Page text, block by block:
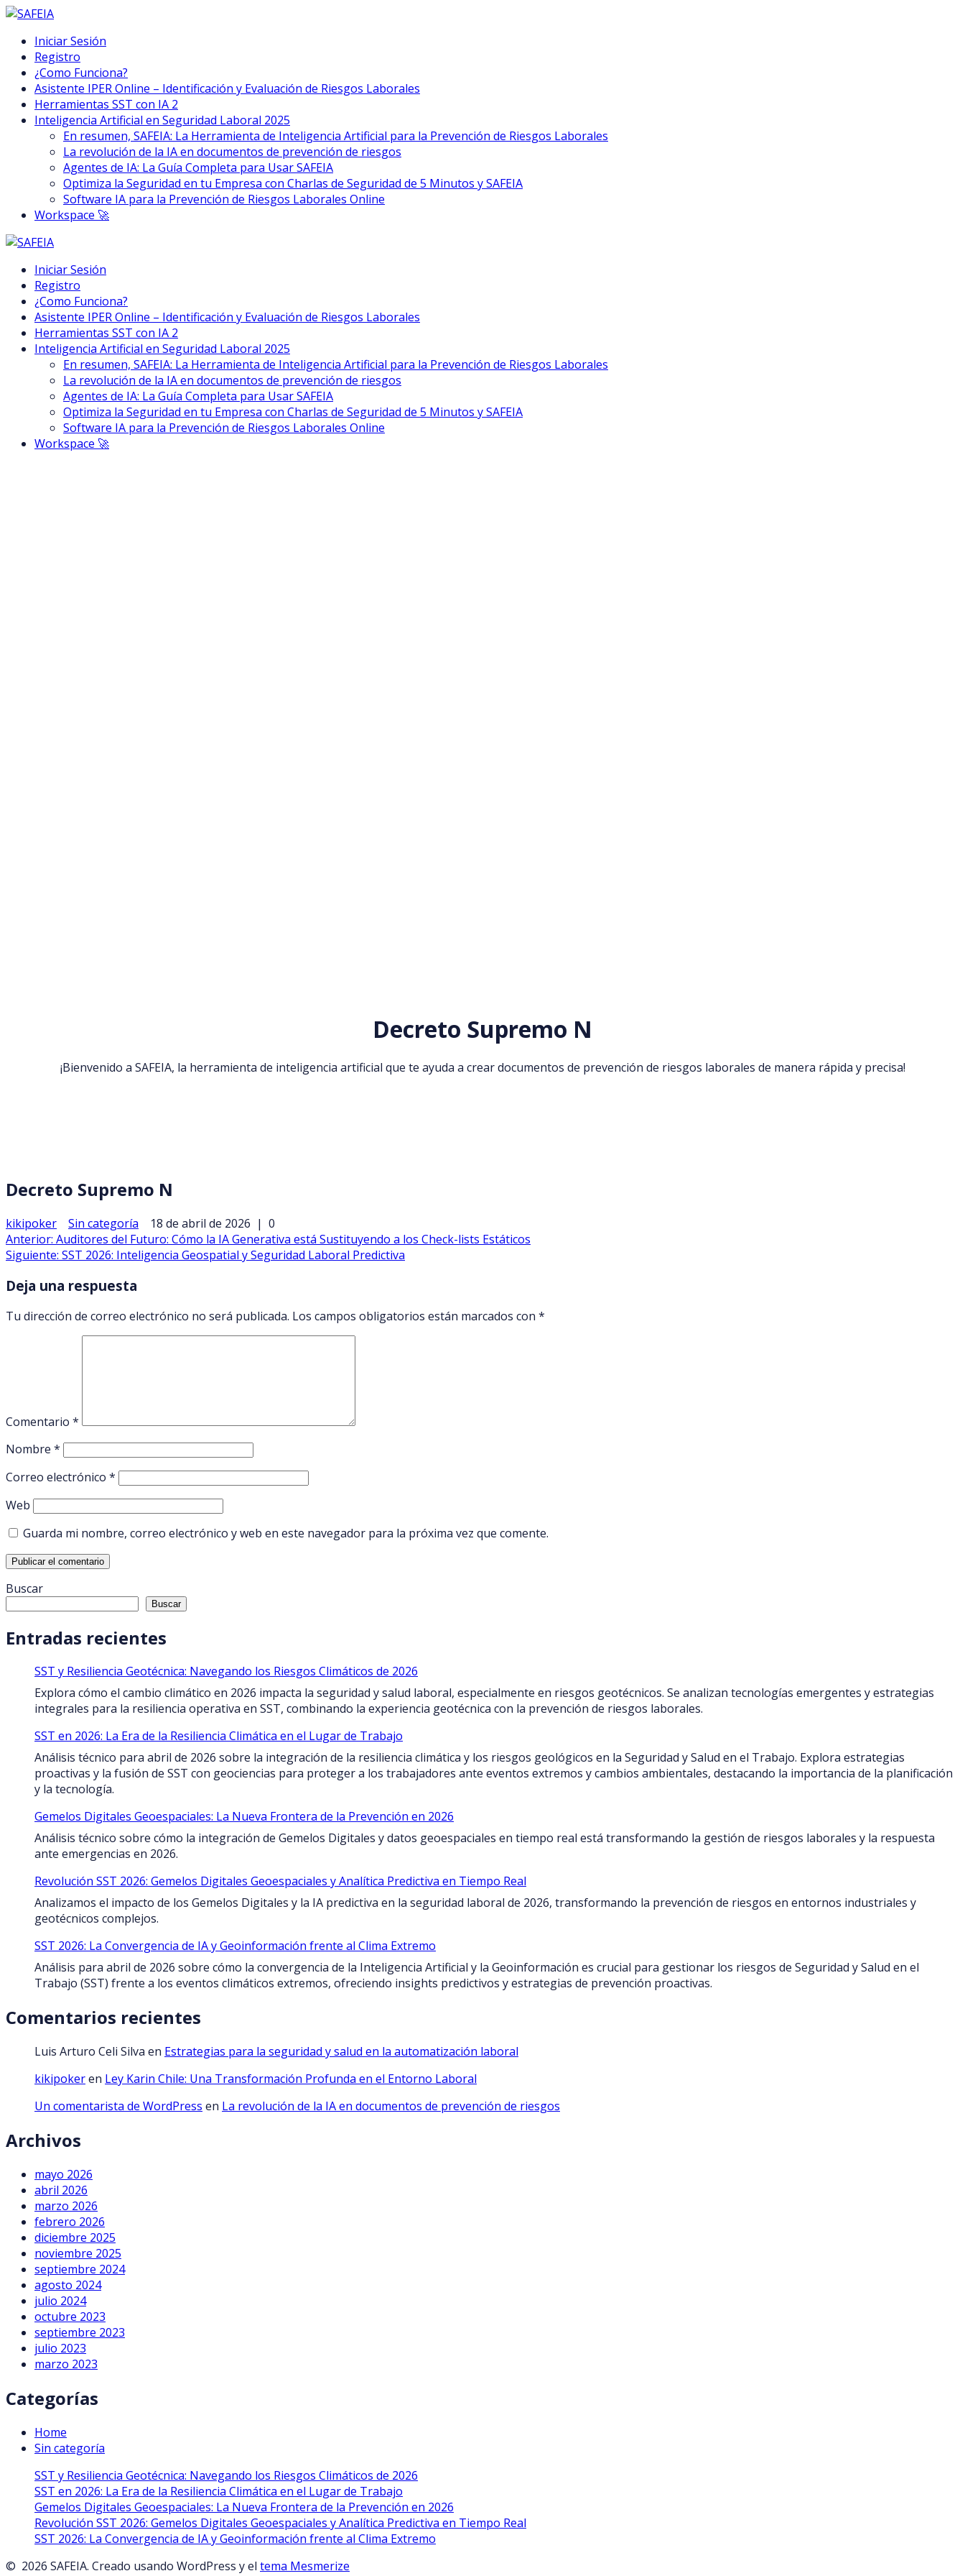
Iniciar Sesión
Registro
¿Como Funciona?
Asistente IPER Online – Identificación y Evaluación de Riesgos Laborales
Herramientas SST con IA 2
Inteligencia Artificial en Seguridad Laboral 2025
En resumen, SAFEIA: La Herramienta de Inteligencia Artificial para la Prevención de Riesgos Laborales
La revolución de la IA en documentos de prevención de riesgos
Agentes de IA: La Guía Completa para Usar SAFEIA
Optimiza la Seguridad en tu Empresa con Charlas de Seguridad de 5 Minutos y SAFEIA
Software IA para la Prevención de Riesgos Laborales Online
Workspace 🚀
Iniciar Sesión
Registro
¿Como Funciona?
Asistente IPER Online – Identificación y Evaluación de Riesgos Laborales
Herramientas SST con IA 2
Inteligencia Artificial en Seguridad Laboral 2025
En resumen, SAFEIA: La Herramienta de Inteligencia Artificial para la Prevención de Riesgos Laborales
La revolución de la IA en documentos de prevención de riesgos
Agentes de IA: La Guía Completa para Usar SAFEIA
Optimiza la Seguridad en tu Empresa con Charlas de Seguridad de 5 Minutos y SAFEIA
Software IA para la Prevención de Riesgos Laborales Online
Workspace 🚀
Decreto Supremo N
¡Bienvenido a SAFEIA, la herramienta de inteligencia artificial que te ayuda a crear documentos de prevención de riesgos laborales de manera rápida y precisa!
Decreto Supremo N
kikipoker Sin categoría 18 de abril de 2026 | 0
Anterior: Auditores del Futuro: Cómo la IA Generativa está Sustituyendo a los Check-lists Estáticos
Siguiente: SST 2026: Inteligencia Geospatial y Seguridad Laboral Predictiva
Deja una respuesta
Tu dirección de correo electrónico no será publicada. Los campos obligatorios están marcados con *
Comentario *
Nombre *
Correo electrónico *
Web
Guarda mi nombre, correo electrónico y web en este navegador para la próxima vez que comente.
Buscar
Buscar
Entradas recientes
SST y Resiliencia Geotécnica: Navegando los Riesgos Climáticos de 2026
Explora cómo el cambio climático en 2026 impacta la seguridad y salud laboral, especialmente en riesgos geotécnicos. Se analizan tecnologías emergentes y estrategias
integrales para la resiliencia operativa en SST, combinando la experiencia geotécnica con la prevención de riesgos laborales.
SST en 2026: La Era de la Resiliencia Climática en el Lugar de Trabajo
Análisis técnico para abril de 2026 sobre la integración de la resiliencia climática y los riesgos geológicos en la Seguridad y Salud en el Trabajo. Explora estrategias
proactivas y la fusión de SST con geociencias para proteger a los trabajadores ante eventos extremos y cambios ambientales, destacando la importancia de la planificación
y la tecnología.
Gemelos Digitales Geoespaciales: La Nueva Frontera de la Prevención en 2026
Análisis técnico sobre cómo la integración de Gemelos Digitales y datos geoespaciales en tiempo real está transformando la gestión de riesgos laborales y la respuesta
ante emergencias en 2026.
Revolución SST 2026: Gemelos Digitales Geoespaciales y Analítica Predictiva en Tiempo Real
Analizamos el impacto de los Gemelos Digitales y la IA predictiva en la seguridad laboral de 2026, transformando la prevención de riesgos en entornos industriales y
geotécnicos complejos.
SST 2026: La Convergencia de IA y Geoinformación frente al Clima Extremo
Análisis para abril de 2026 sobre cómo la convergencia de la Inteligencia Artificial y la Geoinformación es crucial para gestionar los riesgos de Seguridad y Salud en el
Trabajo (SST) frente a los eventos climáticos extremos, ofreciendo insights predictivos y estrategias de prevención proactivas.
Comentarios recientes
Luis Arturo Celi Silva en Estrategias para la seguridad y salud en la automatización laboral
kikipokeren Ley Karin Chile: Una Transformación Profunda en el Entorno Laboral
Un comentarista de WordPress en La revolución de la IA en documentos de prevención de riesgos
Archivos
mayo 2026
abril 2026
marzo 2026
febrero 2026
diciembre 2025
noviembre 2025
septiembre 2024
agosto 2024
julio 2024
octubre 2023
septiembre 2023
julio 2023
marzo 2023
Categorías
Home
Sin categoría
SST y Resiliencia Geotécnica: Navegando los Riesgos Climáticos de 2026
SST en 2026: La Era de la Resiliencia Climática en el Lugar de Trabajo
Gemelos Digitales Geoespaciales: La Nueva Frontera de la Prevención en 2026
Revolución SST 2026: Gemelos Digitales Geoespaciales y Analítica Predictiva en Tiempo Real
SST 2026: La Convergencia de IA y Geoinformación frente al Clima Extremo
© 2026 SAFEIA. Creado usando WordPress y el tema Mesmerize